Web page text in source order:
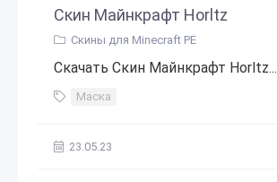
Скин Майнкрафт Horltz
Скины для Minecraft PE
Скачать Скин Майнкрафт Horltz...
Маска
23.05.23